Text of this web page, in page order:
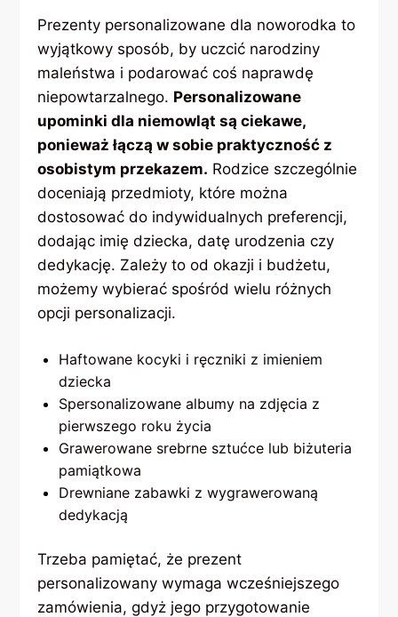
Prezenty personalizowane dla noworodka to
wyjątkowy sposób, by uczcić narodziny
maleństwa i podarować coś naprawdę
niepowtarzalnego. Personalizowane
upominki dla niemowląt są ciekawe,
ponieważ łączą w sobie praktyczność z
osobistym przekazem. Rodzice szczególnie
doceniają przedmioty, które można
dostosować do indywidualnych preferencji,
dodając imię dziecka, datę urodzenia czy
dedykację. Zależy to od okazji i budżetu,
możemy wybierać spośród wielu różnych
opcji personalizacji.
Haftowane kocyki i ręczniki z imieniem
dziecka
Spersonalizowane albumy na zdjęcia z
pierwszego roku życia
Grawerowane srebrne sztućce lub biżuteria
pamiątkowa
Drewniane zabawki z wygrawerowaną
dedykacją
Trzeba pamiętać, że prezent
personalizowany wymaga wcześniejszego
zamówienia, gdyż jego przygotowanie